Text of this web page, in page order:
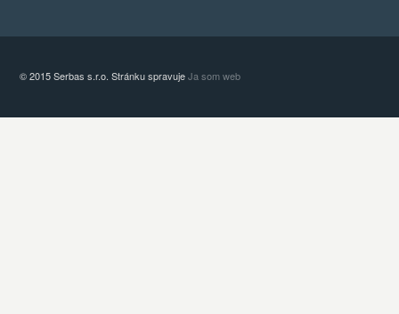
© 2015 Serbas s.r.o. Stránku spravujeJa som web